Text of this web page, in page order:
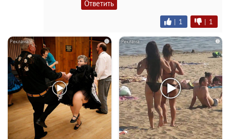
Ответить
| 1 | 1
i i